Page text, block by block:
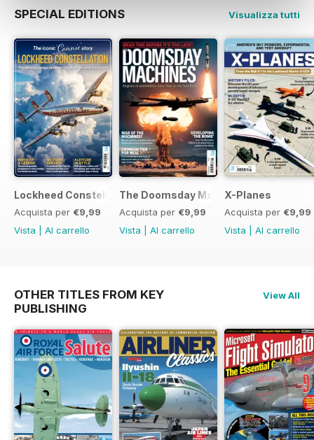
SPECIAL EDITIONS Visualizza tutti
Lockheed Constellation
Acquista per €9,99
Vista
Al carrello
The Doomsday Machines
Acquista per €9,99
Vista
Al carrello
X-Planes
Acquista per €9,99
Vista
Al carrello
OTHER TITLES FROM KEY
PUBLISHING
View All